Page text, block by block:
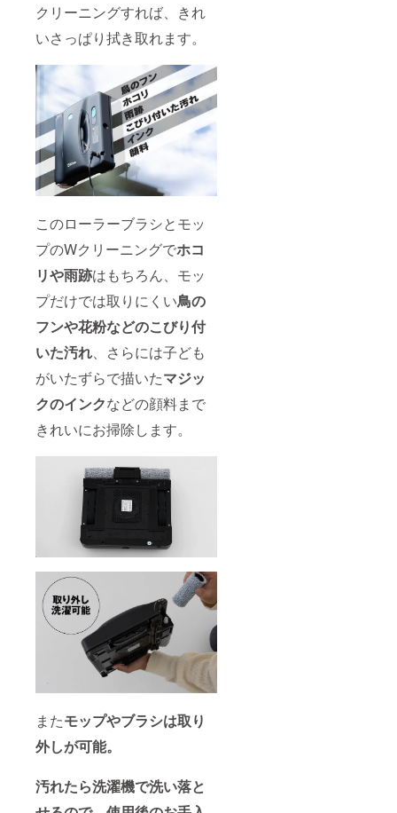
クリーニングすれば、きれ
いさっぱり拭き取れます。
このローラーブラシとモッ
プのWクリーニングでホコ
リや雨跡はもちろん、モッ
プだけでは取りにくい鳥の
フンや花粉などのこびり付
いた汚れ、さらには子ども
がいたずらで描いたマジッ
クのインクなどの顔料まで
きれいにお掃除します。
またモップやブラシは取り
外しが可能。
汚れたら洗濯機で洗い落と